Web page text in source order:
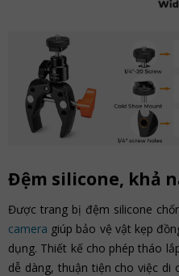
Đệm silicone, khả
Được trang bị đệm silicone
camera giúp bảo vệ vật kẹp
dụng. Thiết kế cho phép tháo
dễ dàng, thuận tiện cho việc di